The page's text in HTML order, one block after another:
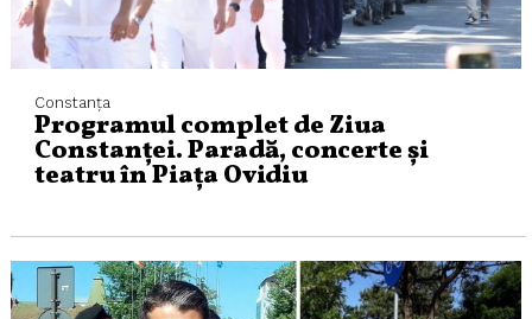
Constanța
Programul complet de Ziua
Constanței. Paradă, concerte și
teatru în Piața Ovidiu